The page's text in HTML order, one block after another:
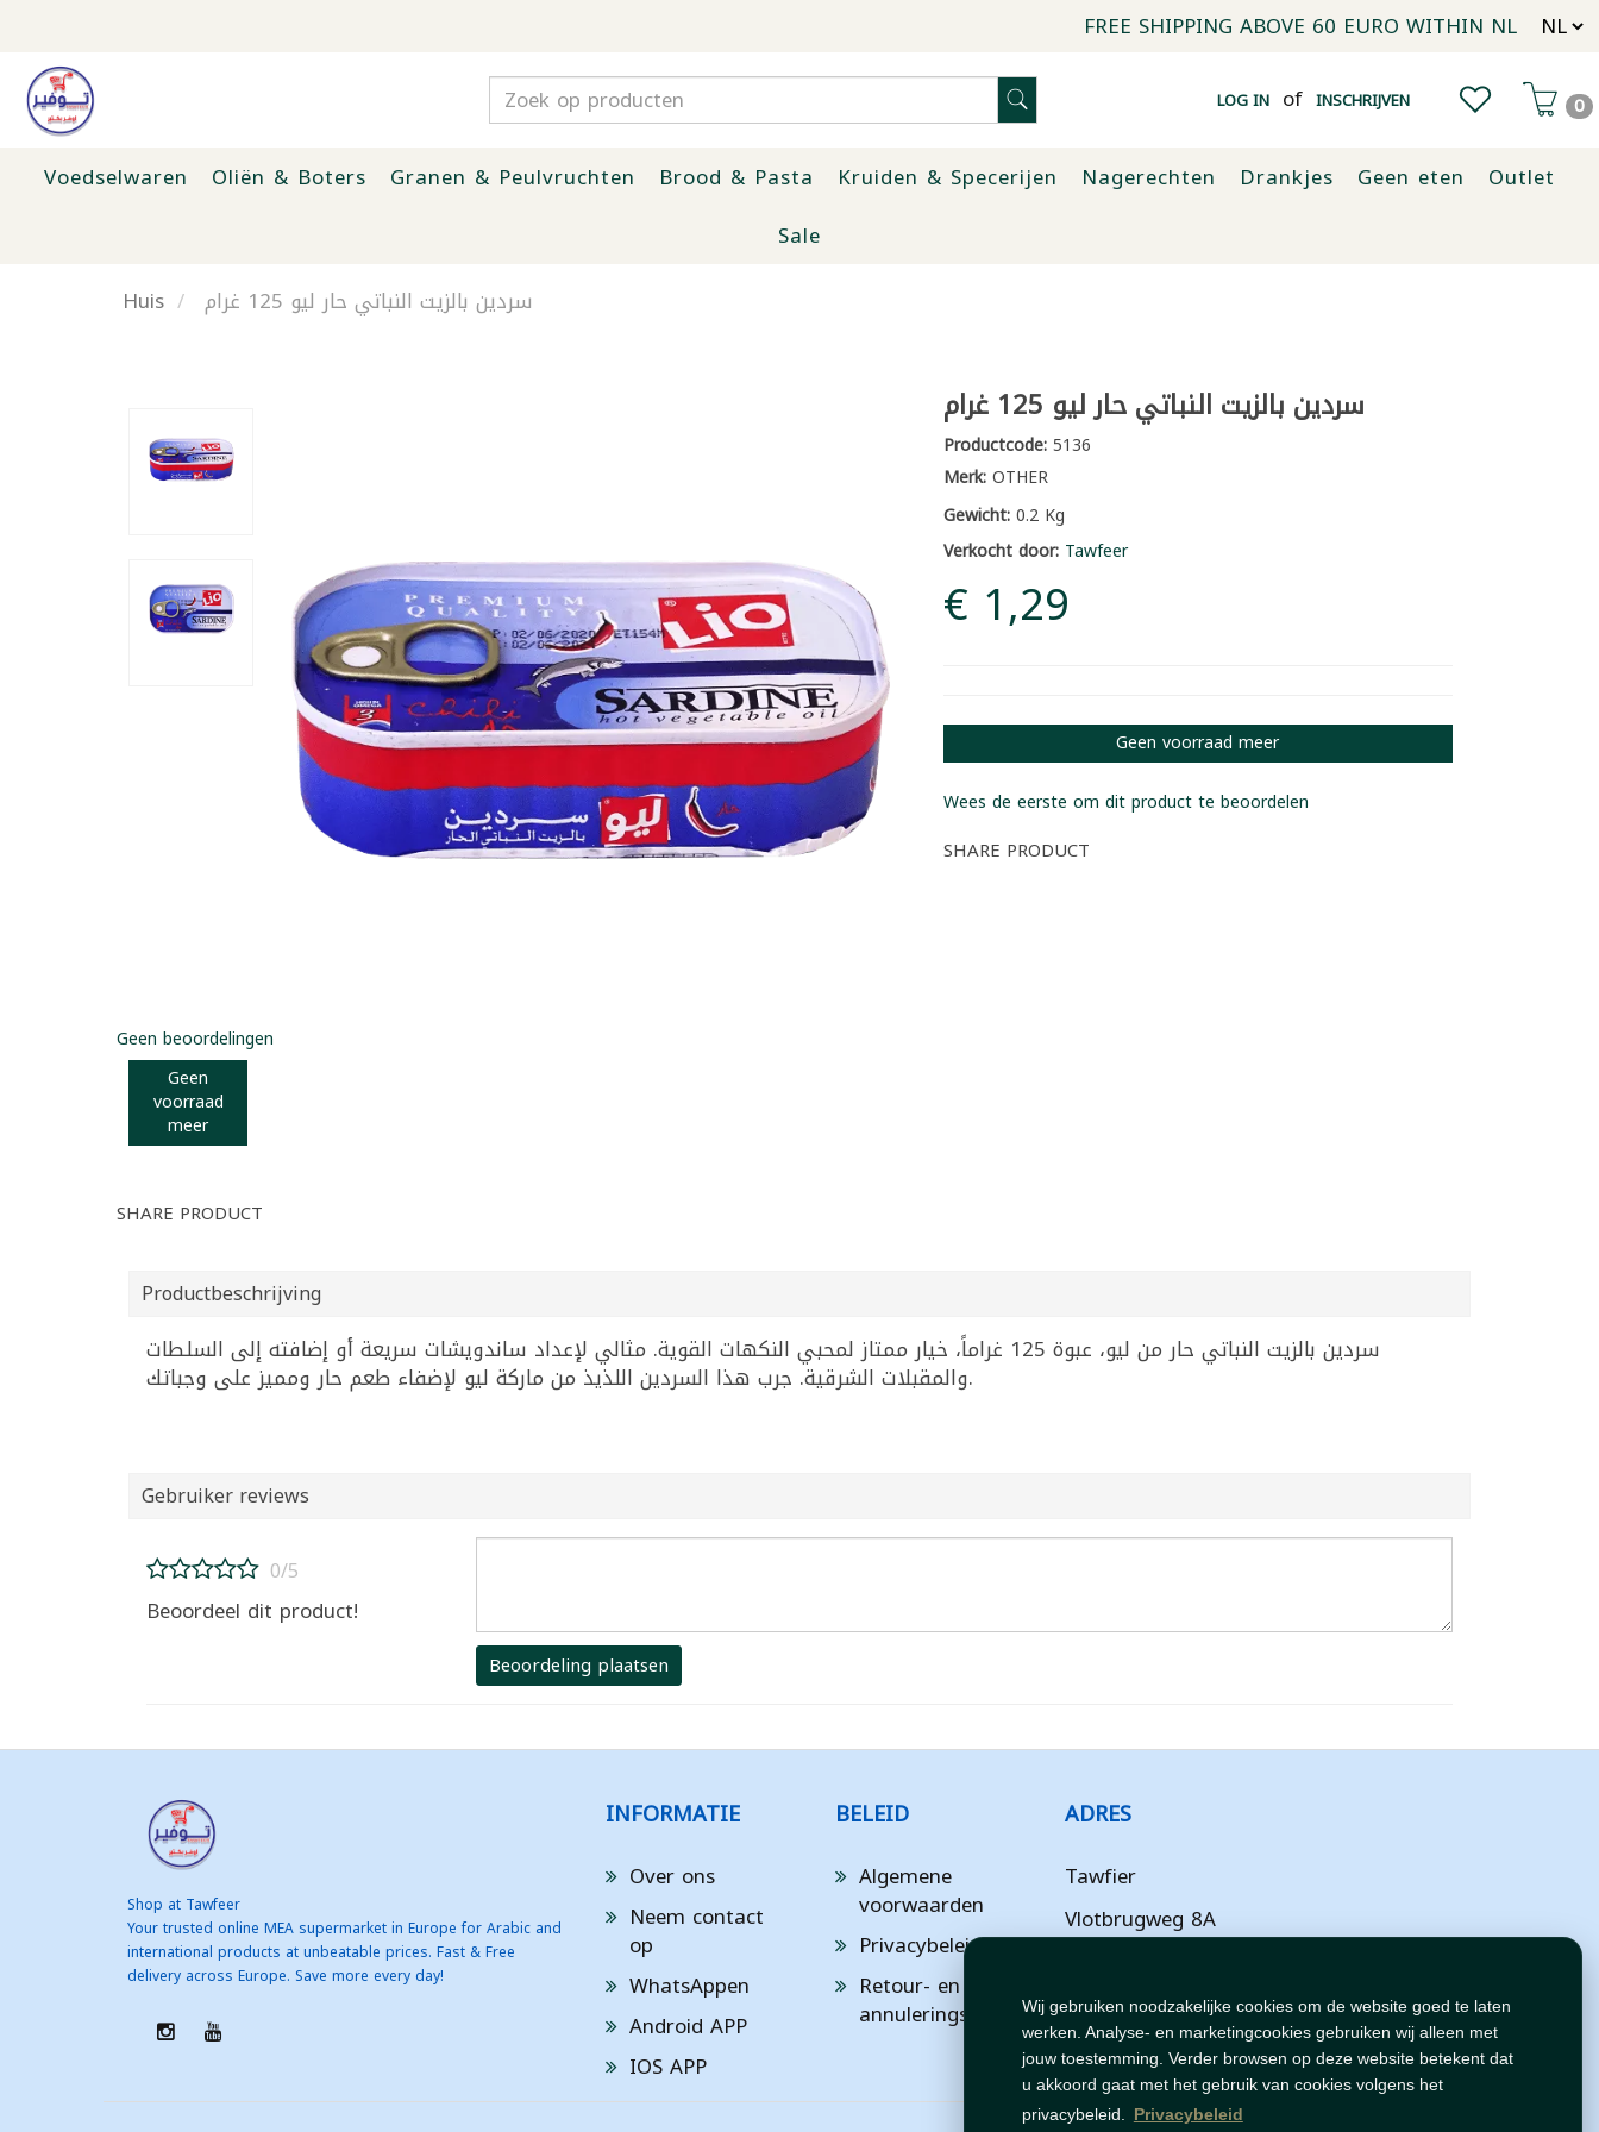
Wij gebruiken noodzakelijke cookies om de website goed te laten
werken. Analyse- en marketingcookies gebruiken wij alleen met
jouw toestemming. Verder browsen op deze website betekent dat
u akkoord gaat met het gebruik van cookies volgens het
privacybeleid. Privacybeleid
FREE SHIPPING ABOVE 60 EURO WITHIN NL
LOG IN of INSCHRIJVEN 0
Voedselwaren Oliën & Boters Granen & Peulvruchten Brood & Pasta Kruiden & Specerijen Nagerechten Drankjes Geen eten
Outlet
Sale
Huis
سردين بالزيت النباتي حار ليو 125 غرام
سردين بالزيت النباتي حار ليو 125 غرام
Productcode:5136
Merk:OTHER
Gewicht:0.2 Kg
Verkocht door: Tawfeer
€ 1,29
Geen voorraad meer
Wees de eerste om dit product te beoordelen
SHARE PRODUCT
Geen beoordelingen
Geen
voorraad
meer
SHARE PRODUCT
Productbeschrijving
سردين بالزيت النباتي حار من ليو، عبوة 125 غراماً، خيار ممتاز لمحبي النكهات القوية. مثالي لإعداد ساندويشات سريعة أو إضافته إلى السلطات
والمقبلات الشرقية. جرب هذا السردين اللذيذ من ماركة ليو لإضفاء طعم حار ومميز على وجباتك.
Gebruiker reviews
0/5
Beoordeel dit product!
Beoordeling plaatsen
Shop at Tawfeer
Your trusted online MEA supermarket in Europe for Arabic and
international products at unbeatable prices. Fast & Free
delivery across Europe. Save more every day!
INFORMATIE
Over ons
Neem contact
op
WhatsAppen
Android APP
IOS APP
BELEID
Algemene
voorwaarden
Privacybeleid
Retour- en
annuleringsbeleid
ADRES
Tawfier
Vlotbrugweg 8A
Flevoland
NL